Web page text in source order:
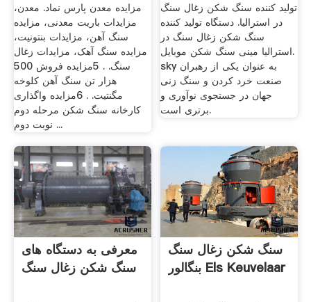
مزایده معدن پارس نماد. معدن،
مزایدات باریت معدنی، مزایده
سنگ آهن، مزایدات بنتونیت،
مزایده سنگ آهک، مزایدات زغال
سنگ. . 5مزایده فروش 500
هزار تن سنگ آهن کلوخه
مگنتیت. . 6مزایده واگذاری
کارخانه سنگ شکن مرحله دوم
نوبت دوم ...
تولید کننده سنگ شکن زغال سنگ
در استرالیا. دستگاه تولید کننده
سنگ شکن زغال سنگ در
استرالیا مینی سنگ شکن موبایل.
sky به عنوان یکی از رهبران
صنعت خرد کردن و سنگ زنی
جهان در جستجوی نوآوری و
برتری است.
معرفی به دستگاه های
سنگ شکن زغال سنگ
سنگ شکن زغال سنگ
بنگالور Els Keuvelaar